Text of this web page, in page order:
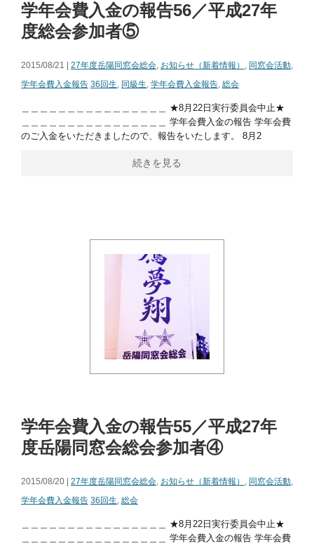
学年会費入金の報告56／平成27年
度総会参加者⑤
2015/08/21 | 27年度岳陽同窓会総会, お知らせ（新着情報） , 同窓会活動,
学年会費入金報告 36回生, 同級生, 学年会費入金報告, 総会
＿＿＿＿＿＿＿＿＿＿＿＿＿＿＿＿ ★8月22日実行委員会中止★
＿＿＿＿＿＿＿＿＿＿＿＿＿＿＿＿ 学年会費入金の報告 学年会費
のご入金をいただきましたので、報告をいたします。 8月2
続きを見る
学年会費入金の報告55／平成27年
度岳陽同窓会総会参加者④
2015/08/20 | 27年度岳陽同窓会総会, お知らせ（新着情報） , 同窓会活動,
学年会費入金報告 36回生, 総会
＿＿＿＿＿＿＿＿＿＿＿＿＿＿＿＿ ★8月22日実行委員会中止★
＿＿＿＿＿＿＿＿＿＿＿＿＿＿＿＿ 学年会費入金の報告 学年会費